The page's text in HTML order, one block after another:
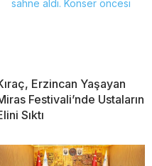
Erzincan Yaşayan
Festivali’nde Ustaların
Sıktı